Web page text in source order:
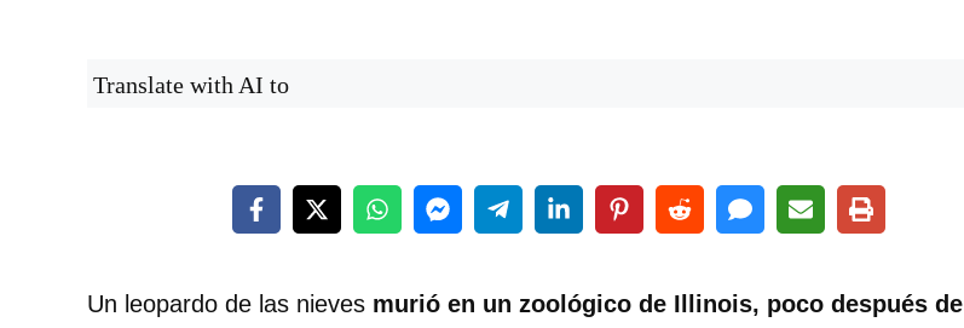
Translate with AI to
Un leopardo de las nieves murió en un zoológico de Illinois, poco después de